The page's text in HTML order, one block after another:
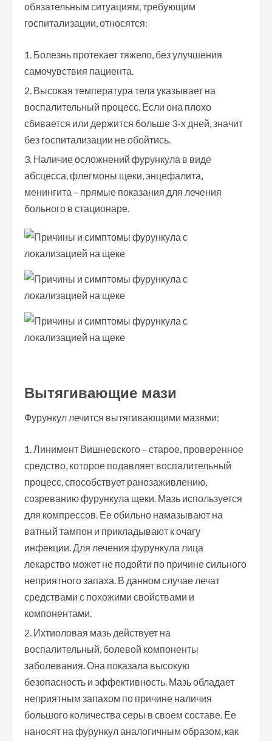
обязательным ситуациям, требующим
госпитализации, относятся:
Болезнь протекает тяжело, без улучшения
самочувствия пациента.
Высокая температура тела указывает на
воспалительный процесс. Если она плохо
сбивается или держится больше 3-х дней, значит
без госпитализации не обойтись.
Наличие осложнений фурункула в виде
абсцесса, флегмоны щеки, энцефалита,
менингита – прямые показания для лечения
больного в стационаре.
Вытягивающие мази
Фурункул лечится вытягивающими мазями:
Линимент Вишневского – старое, проверенное
средство, которое подавляет воспалительный
процесс, способствует ранозаживлению,
созреванию фурункула щеки. Мазь используется
для компрессов. Ее обильно намазывают на
ватный тампон и прикладывают к очагу
инфекции. Для лечения фурункула лица
лекарство может не подойти по причине сильного
неприятного запаха. В данном случае лечат
средствами с похожими свойствами и
компонентами.
Ихтиоловая мазь действует на
воспалительный, болевой компоненты
заболевания. Она показала высокую
безопасность и эффективность. Мазь обладает
неприятным запахом по причине наличия
большого количества серы в своем составе. Ее
наносят на фурункул аналогичным образом, как